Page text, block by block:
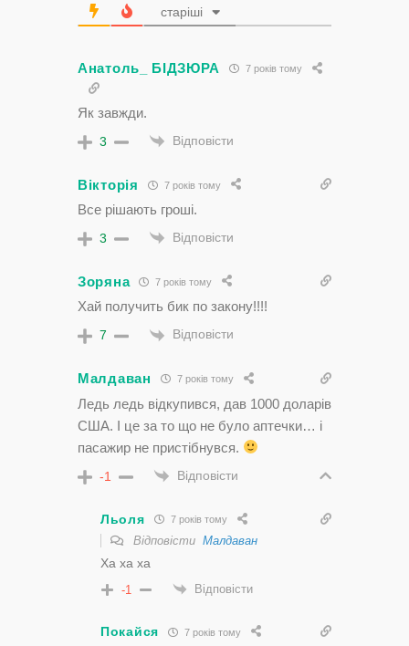
старіші
Анатоль_ БІДЗЮРА 7 років тому
Як завжди.
3 Відповісти
Вікторія 7 років тому
Все рішають гроші.
3 Відповісти
Зоряна 7 років тому
Хай получить бик по закону!!!!
7 Відповісти
Малдаван 7 років тому
Ледь ледь відкупився, дав 1000 доларів
США. І це за то що не було аптечки… і
пасажир не пристібнувся.
-1 Відповісти
Льоля 7 років тому
Відповісти Малдаван
Ха ха ха
-1 Відповісти
Покайся 7 років тому